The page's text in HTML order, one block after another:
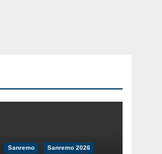
Sanremo Sanremo 2026